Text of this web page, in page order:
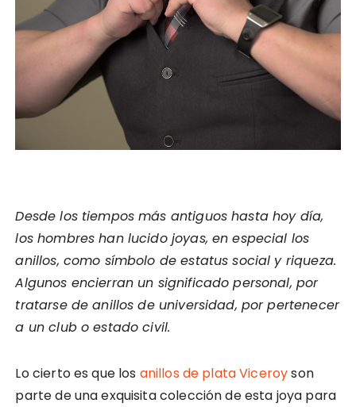
Desde los tiempos más antiguos hasta hoy día,
los hombres han lucido joyas, en especial los
anillos, como símbolo de estatus social y riqueza.
Algunos encierran un significado personal, por
tratarse de anillos de universidad, por pertenecer
a un club o estado civil.
Lo cierto es que los anillos de plata Viceroyson
parte de una exquisita colección de esta joya para